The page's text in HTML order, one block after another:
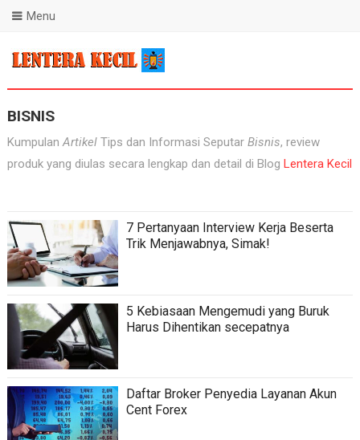
Blog Lentera Kecil
Menu
BISNIS
KumpulanArtikelTips dan Informasi Seputar Bisnis, review
produk yang diulas secara lengkap dan detail di Blog Lentera Kecil
7 Pertanyaan Interview Kerja Beserta
Trik Menjawabnya, Simak!
5 Kebiasaan Mengemudi yang Buruk
Harus Dihentikan secepatnya
Daftar Broker Penyedia Layanan Akun
Cent Forex